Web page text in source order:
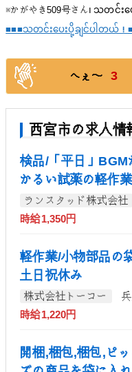
※かがやき509号さん၊ သတ
■■■သတင်းပေးပို့ချင်ပါတယ်！
へぇ〜 3
西宮市の求人情
検品/「平日」
かるい試薬の軽作業
ランスタッド株式会社
時給1,350円
軽作業/小物部品の
土日祝休み
株式会社トーコー
時給1,220円
開梱,梱包,梱包,ピ